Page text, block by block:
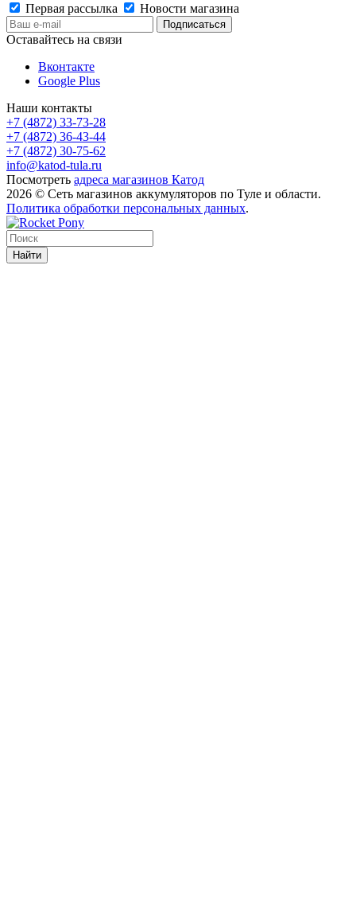
Первая рассылка
Новости магазина
Оставайтесь на связи
Вконтакте
Google Plus
Наши контакты
+7 (4872) 33-73-28
+7 (4872) 36-43-44
+7 (4872) 30-75-62
info@katod-tula.ru
Посмотреть адреса магазинов Катод
2026 © Сеть магазинов аккумуляторов по Туле и области.
Политика обработки персональных данных.
Найти